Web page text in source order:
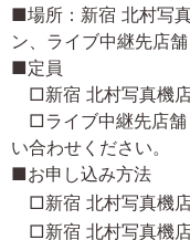
■場所：新宿 北村写
ン、ライブ中継先店舗
■定員
□新宿 北村写真機
□ライブ中継先店舗
い合わせください。
■お申し込み方法
□新宿 北村写真機店
□新宿 北村写真機店